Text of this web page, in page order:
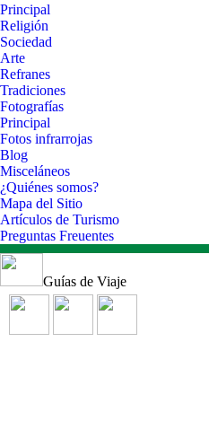
Principal
Religión
Sociedad
Arte
Refranes
Tradiciones
Fotografías
Principal
Fotos infrarrojas
Blog
Misceláneos
¿Quiénes somos?
Mapa del Sitio
Artículos de Turismo
Preguntas Freuentes
Guías de Viaje